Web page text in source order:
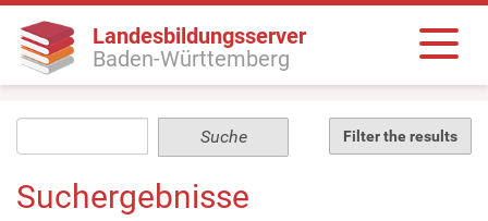
Landesbildungsserver
Baden-Württemberg
Filter the results
Suchergebnisse